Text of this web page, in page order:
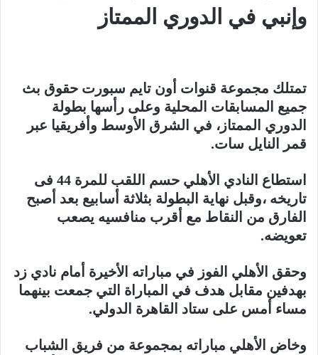
وإنبي في الدوري الممتاز
تمتلك مجموعة قنوات أون تايم سبورت حقوق بث
جميع المسابقات المحلية وعلى رأسها بطولة
الدوري الممتاز، في الشرق الأوسط وأفريقيا عبر
قمر النايل سات.
استطاع النادي الأهلي حسم اللقب للمرة 44 فى
تاريخه ،وقبل نهاية البطولة بثلاثة أسابيع بعد أصبح
الفارق من النقاط مع أقرب منافسيه يصعب
تعويضه.
وحقق الأهلي الفوز في مباراته الأخيرة أمام نادي زد
بهدفين مقابل هدف في المباراة التي جمعت بينهما
مساء أمس على ستاد القاهرة الدولي.
وخاض الأهلي مباراته بمجموعة من فريق الشباب